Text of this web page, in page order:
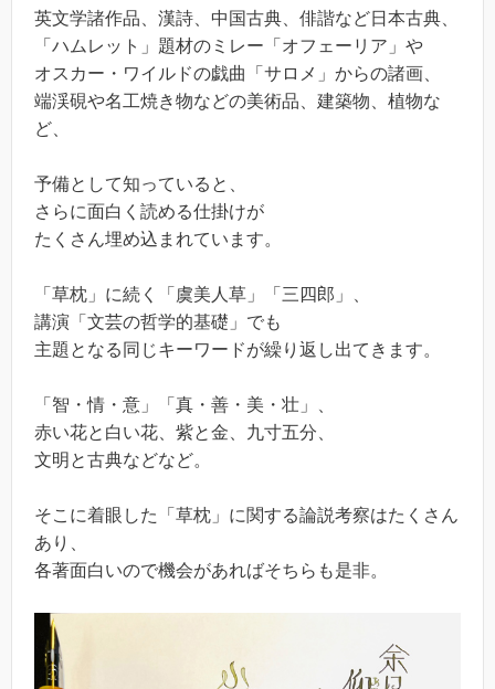
英文学諸作品、漢詩、中国古典、俳諧など日本古典、
「ハムレット」題材のミレー「オフェーリア」や
オスカー・ワイルドの戯曲「サロメ」からの諸画、
端渓硯や名工焼き物などの美術品、建築物、植物な
ど、
予備として知っていると、
さらに面白く読める仕掛けが
たくさん埋め込まれています。
「草枕」に続く「虞美人草」「三四郎」、
講演「文芸の哲学的基礎」でも
主題となる同じキーワードが繰り返し出てきます。
「智・情・意」「真・善・美・壮」、
赤い花と白い花、紫と金、九寸五分、
文明と古典などなど。
そこに着眼した「草枕」に関する論説考察はたくさん
あり、
各著面白いので機会があればそちらも是非。